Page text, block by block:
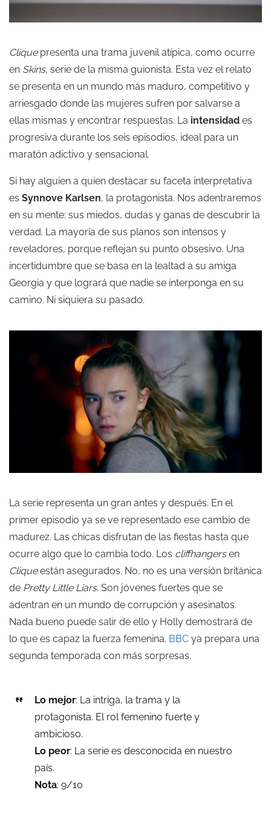
Cliquepresenta una trama juvenil atípica, como ocurre
en Skins, serie de la misma guionista. Esta vez el relato
se presenta en un mundo más maduro, competitivo y
arriesgado donde las mujeres sufren por salvarse a
ellas mismas y encontrar respuestas. La intensidad es
progresiva durante los seis episodios, ideal para un
maratón adictivo y sensacional.
Si hay alguien a quien destacar su faceta interpretativa
es Synnove Karlsen, la protagonista. Nos adentraremos
en su mente: sus miedos, dudas y ganas de descubrir la
verdad. La mayoría de sus planos son intensos y
reveladores, porque reflejan su punto obsesivo. Una
incertidumbre que se basa en la lealtad a su amiga
Georgia y que logrará que nadie se interponga en su
camino. Ni siquiera su pasado.
La serie representa un gran antes y después. En el
primer episodio ya se ve representado ese cambio de
madurez. Las chicas disfrutan de las fiestas hasta que
ocurre algo que lo cambia todo. Los cliffhangersen
Cliqueestán asegurados. No, no es una versión británica
de Pretty Little Liars. Son jóvenes fuertes que se
adentran en un mundo de corrupción y asesinatos.
Nada bueno puede salir de ello y Holly demostrará de
lo que es capaz la fuerza femenina. BBC ya prepara una
segunda temporada con más sorpresas.
Lo mejor: La intriga, la trama y la
protagonista. El rol femenino fuerte y
ambicioso.
Lo peor: La serie es desconocida en nuestro
país.
Nota: 9/10